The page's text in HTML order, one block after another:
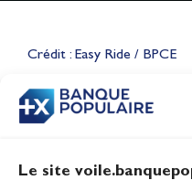
Le site
Crédit : Easy Ride / BPCE
Jeux